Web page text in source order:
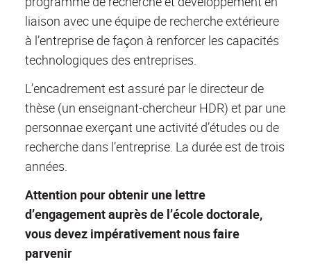
liaison avec une équipe de recherche extérieure
à l’entreprise de façon à renforcer les capacités
technologiques des entreprises.
L’encadrement est assuré par le directeur de
thèse (un enseignant-chercheur HDR) et par une
personnae exerçant une activité d’études ou de
recherche dans l’entreprise. La durée est de trois
années.
Attention pour obtenir une lettre
d’engagement auprès de l’école doctorale,
vous devez impérativement nous faire
parvenir